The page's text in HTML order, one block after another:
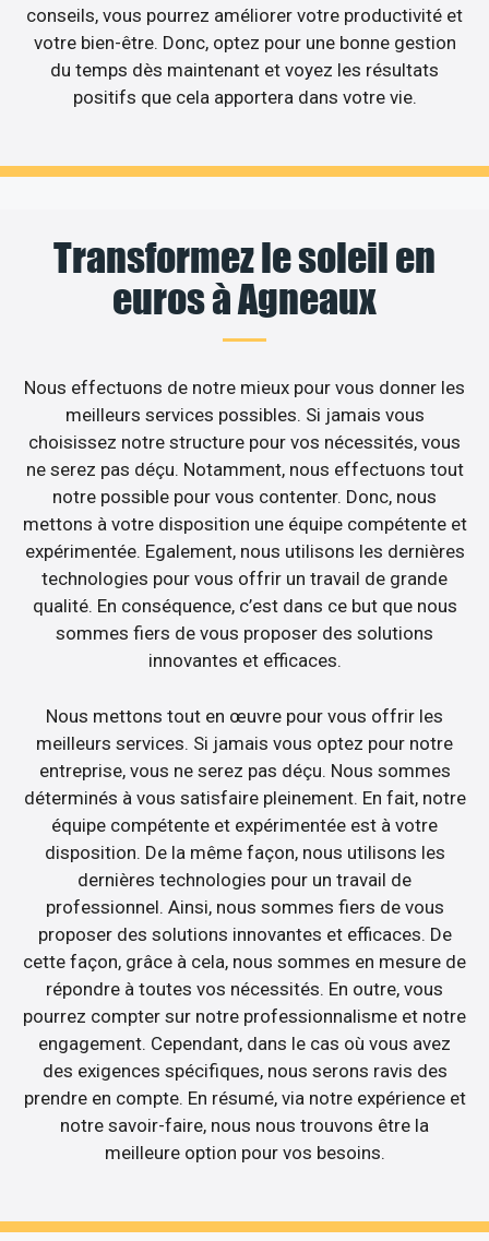
conseils, vous pourrez améliorer votre productivité et
votre bien-être. Donc, optez pour une bonne gestion
du temps dès maintenant et voyez les résultats
positifs que cela apportera dans votre vie.
Transformez le soleil en
euros à Agneaux
Nous effectuons de notre mieux pour vous donner les
meilleurs services possibles. Si jamais vous
choisissez notre structure pour vos nécessités, vous
ne serez pas déçu. Notamment, nous effectuons tout
notre possible pour vous contenter. Donc, nous
mettons à votre disposition une équipe compétente et
expérimentée. Egalement, nous utilisons les dernières
technologies pour vous offrir un travail de grande
qualité. En conséquence, c’est dans ce but que nous
sommes fiers de vous proposer des solutions
innovantes et efficaces.
Nous mettons tout en œuvre pour vous offrir les
meilleurs services. Si jamais vous optez pour notre
entreprise, vous ne serez pas déçu. Nous sommes
déterminés à vous satisfaire pleinement. En fait, notre
équipe compétente et expérimentée est à votre
disposition. De la même façon, nous utilisons les
dernières technologies pour un travail de
professionnel. Ainsi, nous sommes fiers de vous
proposer des solutions innovantes et efficaces. De
cette façon, grâce à cela, nous sommes en mesure de
répondre à toutes vos nécessités. En outre, vous
pourrez compter sur notre professionnalisme et notre
engagement. Cependant, dans le cas où vous avez
des exigences spécifiques, nous serons ravis des
prendre en compte. En résumé, via notre expérience et
notre savoir-faire, nous nous trouvons être la
meilleure option pour vos besoins.